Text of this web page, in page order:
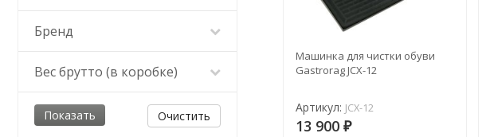
Машинка для чистки обуви
Gastrorag JCX-12
Артикул: JCX-12
13 900 ₽
Бренд
Вес брутто (в коробке)
Очистить